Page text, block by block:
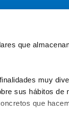
que
muy
sus hábitos de
que
de